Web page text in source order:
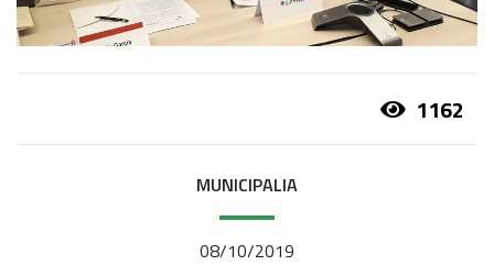
1162
MUNICIPALIA
08/10/2019